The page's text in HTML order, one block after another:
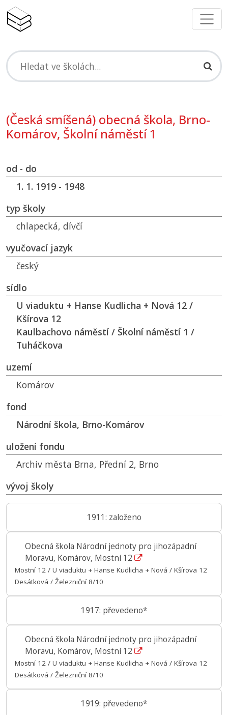
(Česká smíšená) obecná škola, Brno-
Komárov, Školní náměstí 1
od - do
1. 1. 1919 - 1948
typ školy
chlapecká, dívčí
vyučovací jazyk
český
sídlo
U viaduktu + Hanse Kudlicha + Nová 12 /
Kšírova 12
Kaulbachovo náměstí / Školní náměstí 1 /
Tuháčkova
uzemí
Komárov
fond
Národní škola, Brno-Komárov
uložení fondu
Archiv města Brna, Přední 2, Brno
vývoj školy
1911: založeno
Obecná škola Národní jednoty pro jihozápadní
Moravu, Komárov, Mostní 12
Mostní 12 / U viaduktu + Hanse Kudlicha + Nová / Kšírova 12
Desátková / Železniční 8/10
1917: převedeno*
Obecná škola Národní jednoty pro jihozápadní
Moravu, Komárov, Mostní 12
Mostní 12 / U viaduktu + Hanse Kudlicha + Nová / Kšírova 12
Desátková / Železniční 8/10
1919: převedeno*